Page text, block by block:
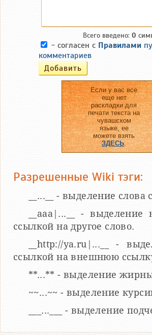
Всего введено: 0
- согласен с Правилами
комментариев
Если у вас все
еще нет
раскладки для
печати текста на
чувашском
языке, ее
можете взять
ЗДЕСЬ.
Разрешенные Wiki тэги:
__...__ - выделение слова
__aaa|...__ - выделение
ссылкой на другое слово.
__http://ya.ru|...__ -
ссылкой на внешнюю
**...** - выделение
~~...~~ - выделение
___...___ - выделение